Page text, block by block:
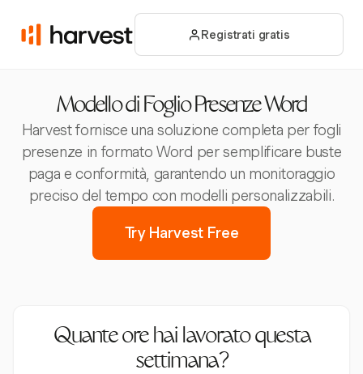
Registrati gratis
Modello di Foglio Presenze Word
Harvest fornisce una soluzione completa per fogli
presenze in formato Word per semplificare buste
paga e conformità, garantendo un monitoraggio
preciso del tempo con modelli personalizzabili.
Try Harvest Free
Quante ore hai lavorato questa
settimana?